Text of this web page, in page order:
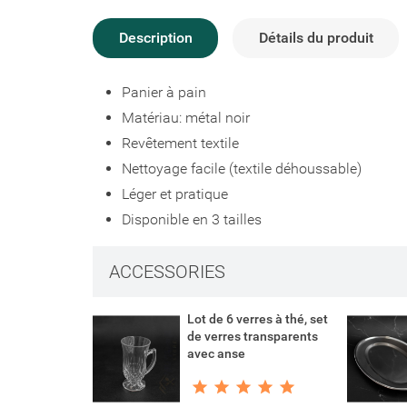
Description Détails du produit
Panier à pain
Matériau: métal noir
Revêtement textile
Nettoyage facile (textile déhoussable)
Léger et pratique
Disponible en 3 tailles
ACCESSORIES
Lot de 6 verres à thé, set
de verres transparents
avec anse
Créer